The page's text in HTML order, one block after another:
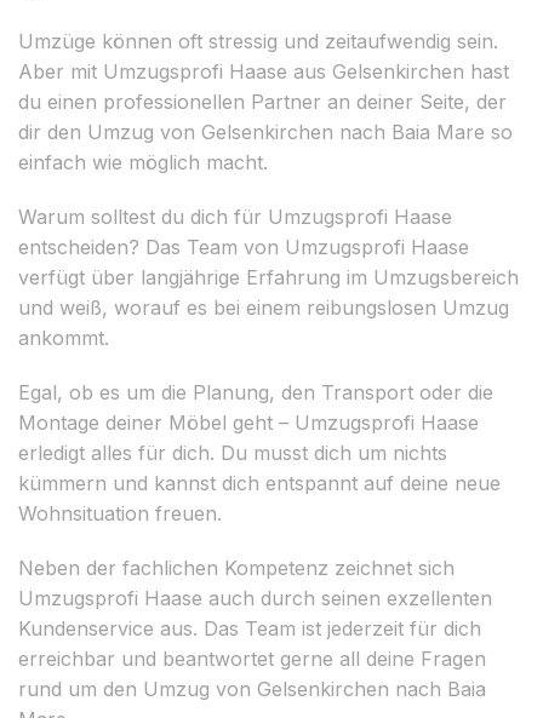
Umzüge können oft stressig und zeitaufwendig sein.
Aber mit Umzugsprofi Haase aus Gelsenkirchen hast
du einen professionellen Partner an deiner Seite, der
dir den Umzug von Gelsenkirchen nach Baia Mare so
einfach wie möglich macht.
Warum solltest du dich für Umzugsprofi Haase
entscheiden? Das Team von Umzugsprofi Haase
verfügt über langjährige Erfahrung im Umzugsbereich
und weiß, worauf es bei einem reibungslosen Umzug
ankommt.
Egal, ob es um die Planung, den Transport oder die
Montage deiner Möbel geht – Umzugsprofi Haase
erledigt alles für dich. Du musst dich um nichts
kümmern und kannst dich entspannt auf deine neue
Wohnsituation freuen.
Neben der fachlichen Kompetenz zeichnet sich
Umzugsprofi Haase auch durch seinen exzellenten
Kundenservice aus. Das Team ist jederzeit für dich
erreichbar und beantwortet gerne all deine Fragen
rund um den Umzug von Gelsenkirchen nach Baia